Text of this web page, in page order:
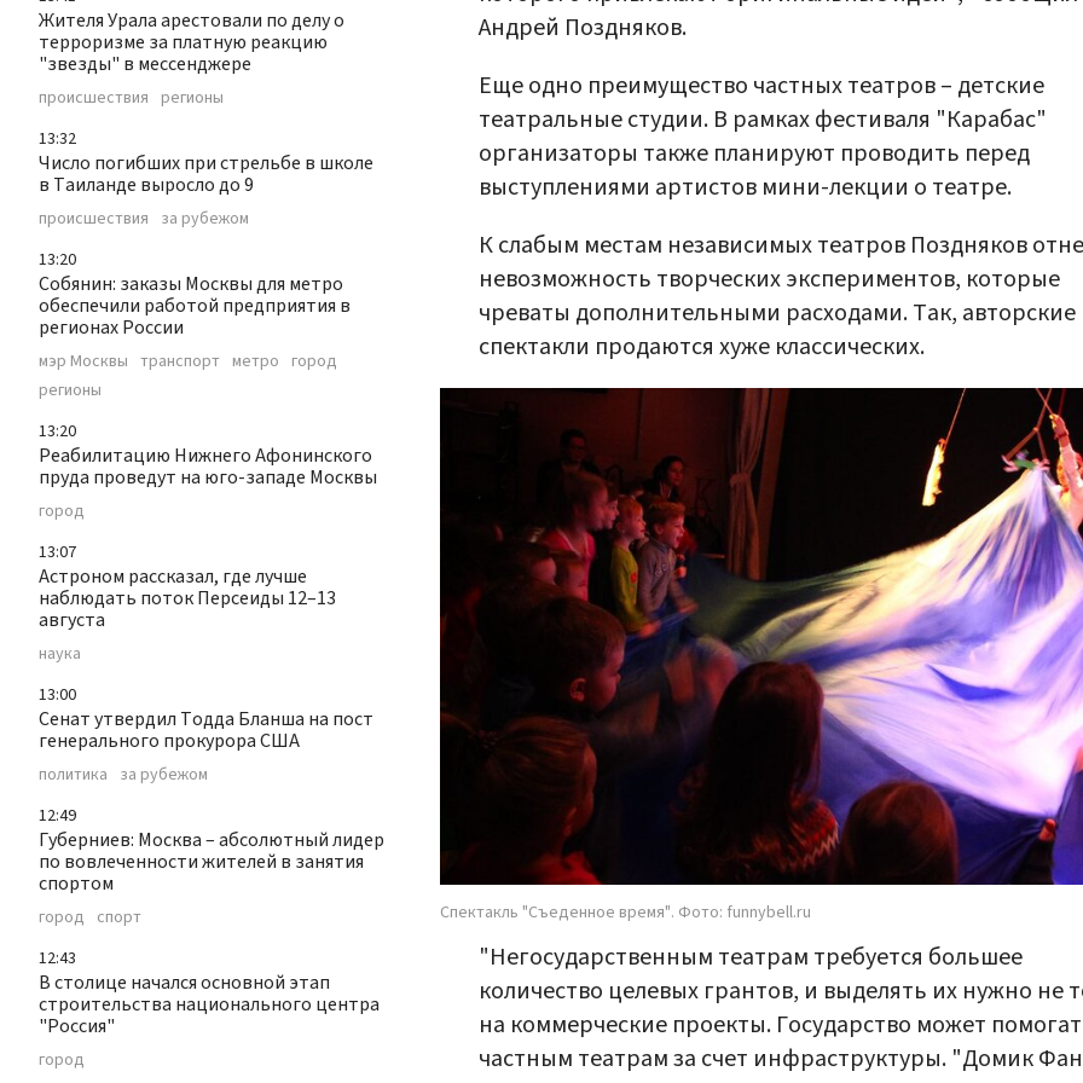
Жителя Урала арестовали по делу о
терроризме за платную реакцию
"звезды" в мессенджере
происшествия регионы
13:32
Число погибших при стрельбе в школе
в Таиланде выросло до 9
происшествия за рубежом
13:20
Собянин: заказы Москвы для метро
обеспечили работой предприятия в
регионах России
мэр Москвы транспорт метро город
регионы
13:20
Реабилитацию Нижнего Афонинского
пруда проведут на юго-западе Москвы
город
13:07
Астроном рассказал, где лучше
наблюдать поток Персеиды 12–13
августа
наука
13:00
Сенат утвердил Тодда Бланша на пост
генерального прокурора США
политика за рубежом
12:49
Губерниев: Москва – абсолютный лидер
по вовлеченности жителей в занятия
спортом
город спорт
12:43
В столице начался основной этап
строительства национального центра
"Россия"
город
Андрей Поздняков.
Еще одно преимущество частных театров – детские
театральные студии. В рамках фестиваля "Карабас"
организаторы также планируют проводить перед
выступлениями артистов мини-лекции о театре.
К слабым местам независимых театров Поздняков
невозможность творческих экспериментов, которые
чреваты дополнительными расходами. Так, авторские
спектакли продаются хуже классических.
Спектакль "Съеденное время". Фото: funnybell.ru
"Негосударственным театрам требуется большее
количество целевых грантов, и выделять их нужно не
на коммерческие проекты. Государство может
частным театрам за счет инфраструктуры. "Домик